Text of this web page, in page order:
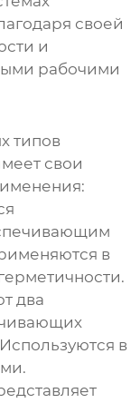
своей
и
рабочими
типов
свои
в
два
в